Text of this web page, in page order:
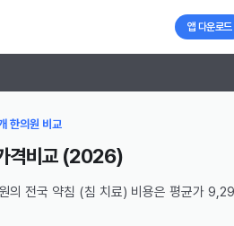
앱 다운로드
한의원 비교
격비교 (2026)
의 전국 약침 (침 치료) 비용은 평균가